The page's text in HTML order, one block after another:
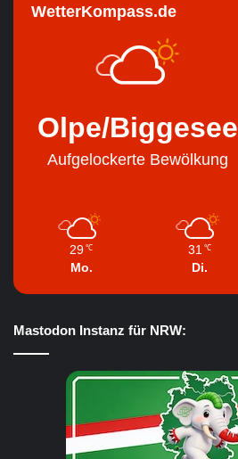
WetterKompass.de
Olpe/Biggesee
Aufgelockerte Bewölkung
29 ℃
Mo.
31 ℃
Di.
Mastodon Instanz für NRW: